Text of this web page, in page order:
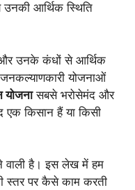
आर्थिक स्थिति
और उनके कंधों से आर्थिक
योजनाओं
योजनासबसे भरोसेमंद और
एक किसान हैं या किसी
वाली है। इस लेख में हम
स्तर पर कैसे काम करती